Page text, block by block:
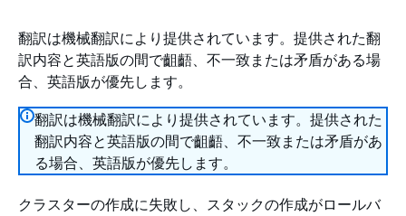
翻訳は機械翻訳により提供されています。提供された翻
訳内容と英語版の間で齟齬、不一致または矛盾がある場
合、英語版が優先します。
翻訳は機械翻訳により提供されています。提供された
翻訳内容と英語版の間で齟齬、不一致または矛盾があ
る場合、英語版が優先します。
クラスターの作成に失敗し、スタックの作成がロールバ